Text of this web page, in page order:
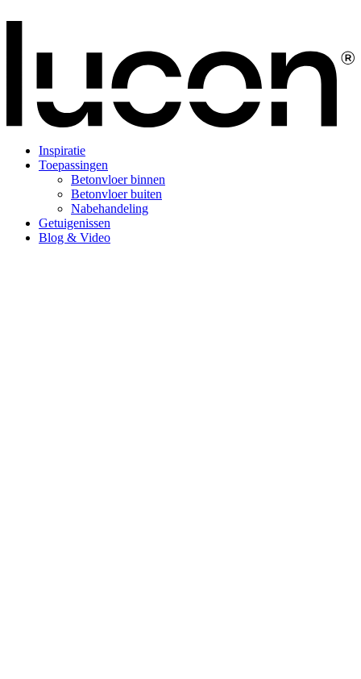
Inspiratie
Toepassingen
Betonvloer binnen
Betonvloer buiten
Nabehandeling
Getuigenissen
Blog & Video